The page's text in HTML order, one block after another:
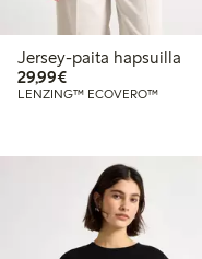
Jersey-paita hapsuilla
29,99€29,99 €
LENZING™ ECOVERO™